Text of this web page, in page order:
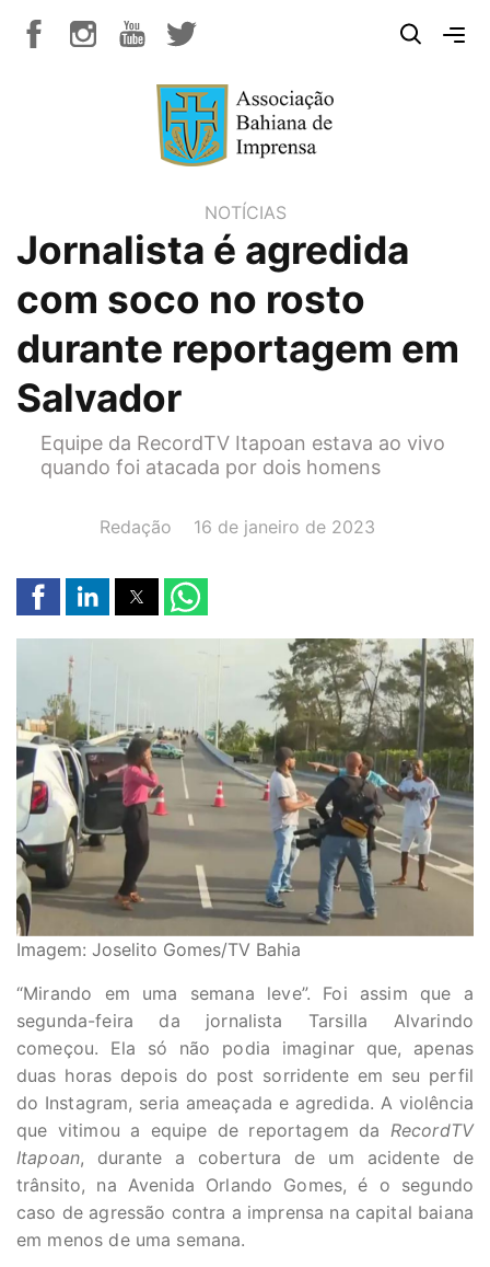
NOTÍCIAS
Jornalista é agredida
com soco no rosto
durante reportagem em
Salvador
Equipe da RecordTV Itapoan estava ao vivo
quando foi atacada por dois homens
AUTOR(A):
Redação DATA:
16 de janeiro de 2023
Imagem: Joselito Gomes/TV Bahia
“Mirando em uma semana leve”. Foi assim que a
segunda-feira da jornalista Tarsilla Alvarindo
começou. Ela só não podia imaginar que, apenas
duas horas depois do post sorridente em seu perfil
do Instagram, seria ameaçada e agredida. A violência
que vitimou a equipe de reportagem da RecordTV
Itapoan, durante a cobertura de um acidente de
trânsito, na Avenida Orlando Gomes, é o segundo
caso de agressão contra a imprensa na capital baiana
em menos de uma semana.